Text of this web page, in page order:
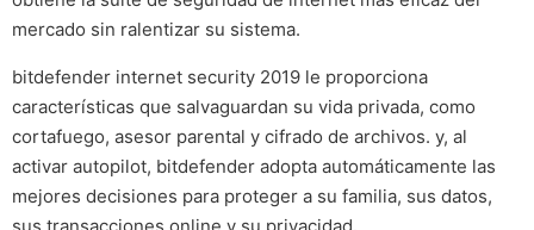
mercado sin ralentizar su sistema.
bitdefender internet security 2019 le proporciona
características que salvaguardan su vida privada, como
cortafuego, asesor parental y cifrado de archivos. y, al
activar autopilot, bitdefender adopta automáticamente las
mejores decisiones para proteger a su familia, sus datos,